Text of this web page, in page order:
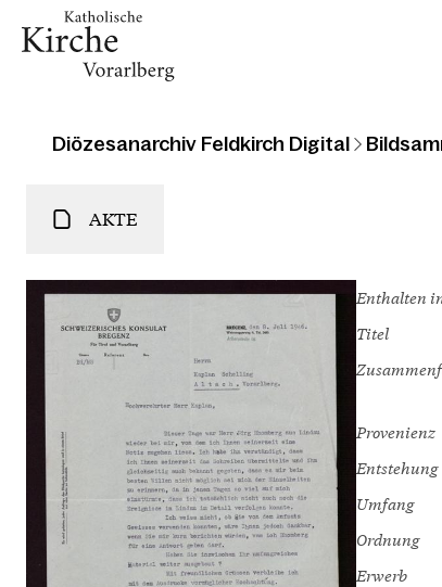
Diözesanarchiv Feldkirch Digital
AKTE
Enthalten
Titel
Provenienz
Entstehung
Umfang
Ordnung
Erwerb